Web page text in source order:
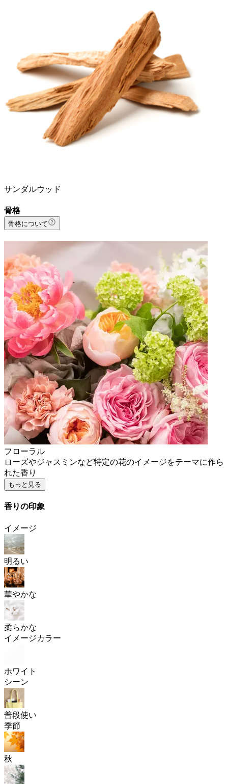
サンダルウッド
骨格
骨格について
フローラル
ローズやジャスミンなど特定の花のイメージをテーマに作ら
れた香り
もっと見る
香りの印象
イメージ
明るい
華やかな
柔らかな
イメージカラー
ホワイト
シーン
普段使い
季節
秋